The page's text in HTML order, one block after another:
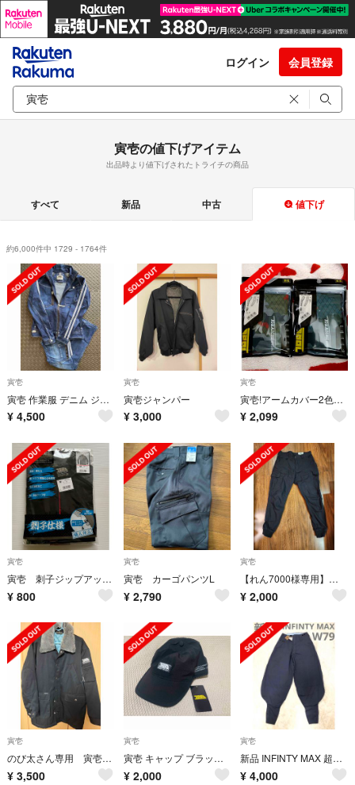
ログイン 会員登録
寅壱の値下げアイテム
出品時より値下げされたトライチの商品
すべて 新品 中古 値下げ
約6,000件中 1729 - 1764件
寅壱
寅壱 作業服 デニム ジャケットパンツ セット
¥ 4,500
寅壱
寅壱ジャンパー
¥ 3,000
寅壱
寅壱!アームカバー2色セット!フリーサイズ!
¥ 2,099
寅壱
寅壱 刺子ジップアップシャツ M BLACK 未開封
¥ 800
寅壱
寅壱 カーゴパンツL
¥ 2,790
寅壱
【れん7000様専用】寅壱 ジョガーパンツ Mサイズ クロ
¥ 2,000
寅壱
のび太さん専用 寅壱 2530
¥ 3,500
寅壱
寅壱 キャップ ブラック 作業帽ツバ付き帽子 TORAICHI
¥ 2,000
寅壱
新品 INFINTY MAX 超超ロング8分 W79 ニッカポッカ
¥ 4,000